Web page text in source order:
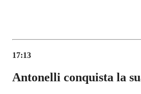
17:13
Antonelli conquista la